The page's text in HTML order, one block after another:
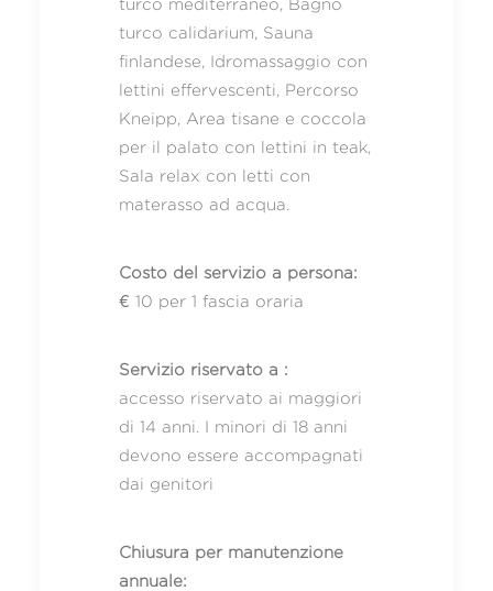
turco mediterraneo, Bagno
turco calidarium, Sauna
finlandese, Idromassaggio con
lettini effervescenti, Percorso
Kneipp, Area tisane e coccola
per il palato con lettini in teak,
Sala relax con letti con
materasso ad acqua.
Costo del servizio a persona:
€ 10 per 1 fascia oraria
Servizio riservato a :
accesso riservato ai maggiori
di 14 anni. I minori di 18 anni
devono essere accompagnati
dai genitori
Chiusura per manutenzione
annuale: